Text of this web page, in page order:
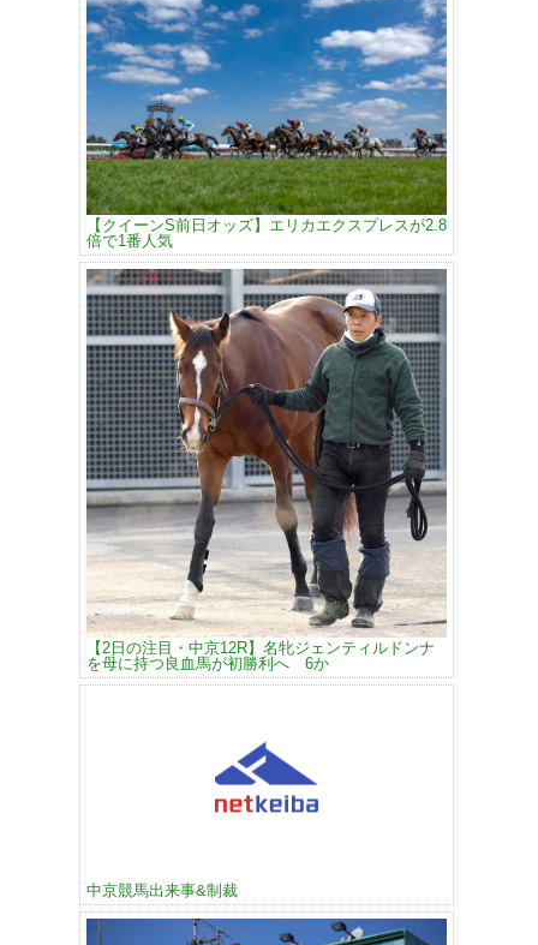
【クイーンS前日オッズ】エリカエクスプレスが2.8
倍で1番人気
【2日の注目・中京12R】名牝ジェンティルドンナ
を母に持つ良血馬が初勝利へ 6か
中京競馬出来事&制裁